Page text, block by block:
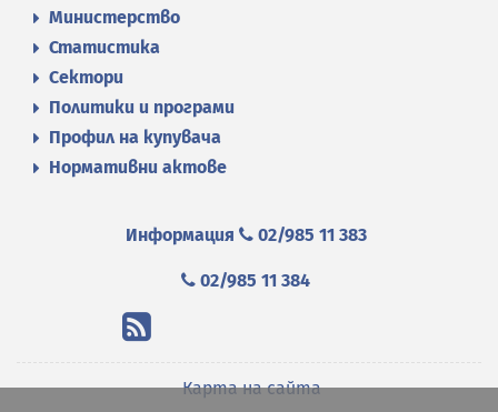
Министерство
Статистика
Сектори
Политики и програми
Профил на купувача
Нормативни актове
Информация 02/985 11 383
02/985 11 384
Карта на сайта